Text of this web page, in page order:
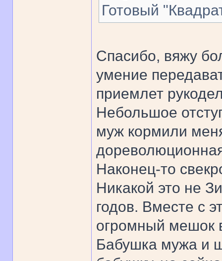
Готовый
Спасибо, вяжу
умение
приемлет
Небольшое
муж кормили
Наконец-то
Никакой это не
годов. Вместе с
огромный мешок
Бабушка мужа и